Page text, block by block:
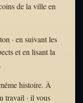
de la ville en
· en suivant les
et en lisant la
histoire. À
travail · il vous